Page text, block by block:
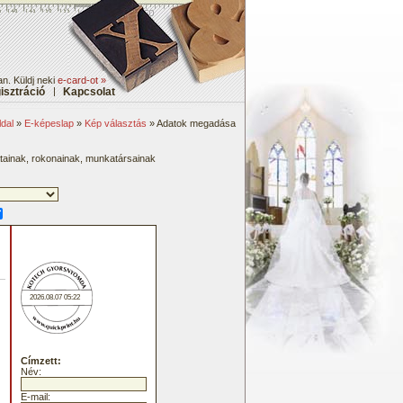
Küldj nekie-card-ot »
| Kapcsolat
» E-képeslap » Kép választás » Adatok megadása
rokonainak, munkatársainak
2026.08.07 05:22
Címzett:
Név:
E-mail: